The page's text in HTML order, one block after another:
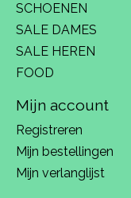
SCHOENEN
SALE DAMES
SALE HEREN
FOOD
Mijn account
Registreren
Mijn bestellingen
Mijn verlanglijst